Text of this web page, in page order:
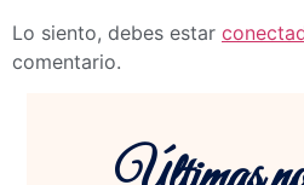
Lo siento, debes estar
comentario.